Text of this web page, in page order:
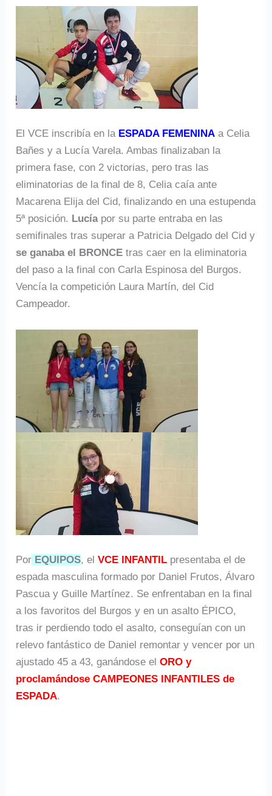
El VCE inscribía en laESPADA FEMENINA a Celia
Bañes y a Lucía Varela. Ambas finalizaban la
primera fase, con 2 victorias, pero tras las
eliminatorias de la final de 8, Celia caía ante
Macarena Elija del Cid, finalizando en una estupenda
5ª posición. Lucíapor su parte entraba en las
semifinales tras superar a Patricia Delgado del Cid y
se ganaba el BRONCE tras caer en la eliminatoria
del paso a la final con Carla Espinosa del Burgos.
Vencía la competición Laura Martín, del Cid
Campeador.
Por EQUIPOS, el VCE INFANTIL presentaba el de
espada masculina formado por Daniel Frutos, Álvaro
Pascua y Guille Martínez. Se enfrentaban en la final
a los favoritos del Burgos y en un asalto ÉPICO,
tras ir perdiendo todo el asalto, conseguían con un
relevo fantástico de Daniel remontar y vencer por un
ajustado 45 a 43, ganándose elORO y
proclamándose CAMPEONES INFANTILES de
ESPADA.